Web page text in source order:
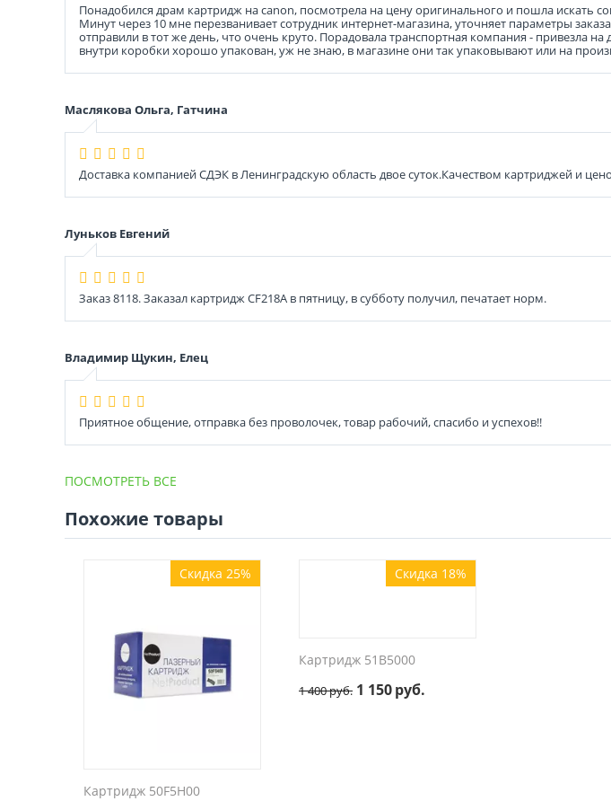
Понадобился драм картридж на canon, посмотрела на цену оригинального и пошла искать
Минут через 10 мне перезванивает сотрудник интернет-магазина, уточняет параметры
отправили в тот же день, что очень круто. Порадовала транспортная компания - привезла
внутри коробки хорошо упакован, уж не знаю, в магазине они так упаковывают или на
Маслякова Ольга, Гатчина
Доставка компанией СДЭК в Ленинградскую область двое суток.Качеством картриджей и
Луньков Евгений
Заказ 8118. Заказал картридж CF218A в пятницу, в субботу получил, печатает норм.
Владимир Щукин, Елец
Приятное общение, отправка без проволочек, товар рабочий, спасибо и успехов!!
ПОСМОТРЕТЬ ВСЕ
Похожие товары
Скидка 25%
Картридж 50F5H00
Скидка 18%
Картридж 51B5000
1 400руб. 1 150руб.